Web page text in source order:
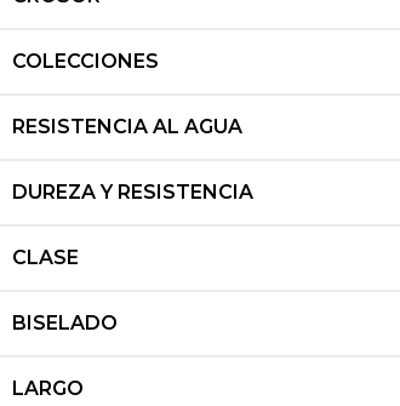
COLECCIONES
RESISTENCIA AL AGUA
DUREZA Y RESISTENCIA
CLASE
BISELADO
LARGO